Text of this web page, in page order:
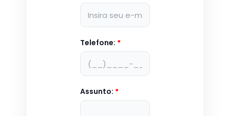
Telefone: *
Assunto: *